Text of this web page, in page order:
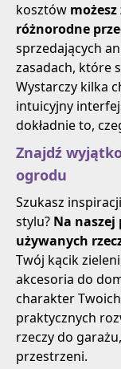
kosztów
różnorodne
sprzedających
zasadach, które
Wystarczy kilka
intuicyjny
dokładnie to,
Znajdź
ogrodu
Szukasz
stylu? Na
używanych
Twój kącik
akcesoria do
charakter
praktycznych
rzeczy do
przestrzeni.